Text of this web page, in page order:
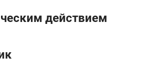
действием